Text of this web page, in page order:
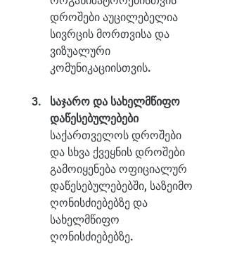
დროშები აუცილებელია
სივრცის მორთვისა და
ვიზუალური
კომუნიკაციისთვის.
საჯარო და სახელმწიფო
დაწესებულებები
საქართველოს დროშები
და სხვა ქვეყნის დროშები
გამოიყენება ოფიციალურ
დაწესებულებებში, საზეიმო
ღონისძიებებზე და
სახელმწიფო
ღონისძიებებზე.